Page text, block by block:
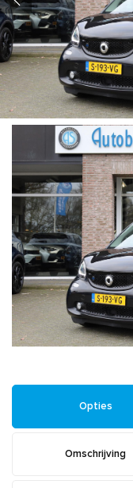
Opties
Omschrijving